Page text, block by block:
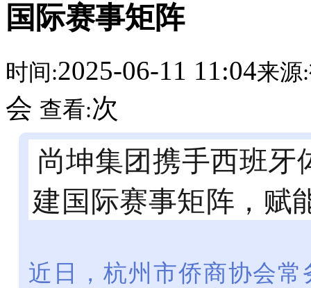
国际赛事矩阵
时间:2025-06-11 11:04来源:
会 查看:次
尚坤集团携手西班
建国际赛事矩阵，赋
近日， 杭州市侨商协会常